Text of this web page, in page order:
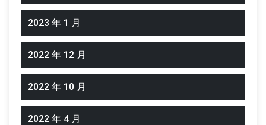
2023 年 1 月
2022 年 12 月
2022 年 10 月
2022 年 4 月